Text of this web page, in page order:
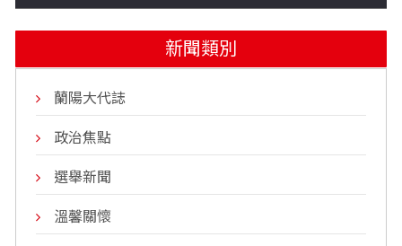
新聞類別
蘭陽大代誌
政治焦點
選舉新聞
溫馨關懷